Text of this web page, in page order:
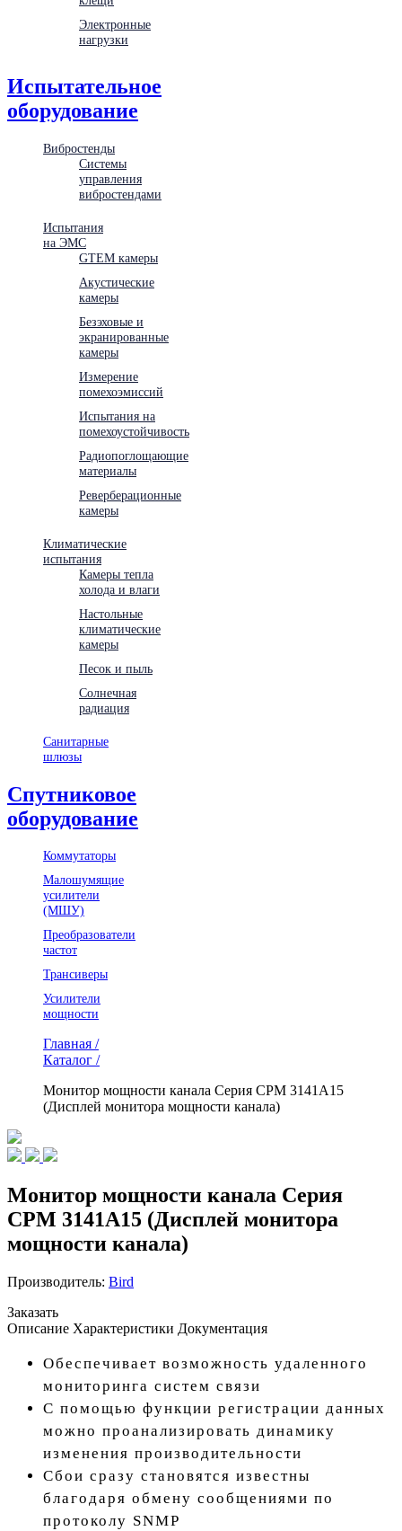
Электронные
нагрузки
Испытательное
оборудование
Вибростенды
Системы
управления
вибростендами
Испытания
на ЭМС
GTEM камеры
Акустические
камеры
Безэховые и
экранированные
камеры
Измерение
помехоэмиссий
Испытания на
помехоустойчивость
Радиопоглощающие
материалы
Реверберационные
камеры
Климатические
испытания
Камеры тепла
холода и влаги
Настольные
климатические
камеры
Песок и пыль
Солнечная
радиация
Санитарные
шлюзы
Спутниковое
оборудование
Коммутаторы
Малошумящие
усилители
(МШУ)
Преобразователи
частот
Трансиверы
Усилители
мощности
Главная /
Каталог /
Монитор мощности канала Серия CPM 3141A15
(Дисплей монитора мощности канала)
Монитор мощности канала Серия
CPM 3141A15 (Дисплей монитора
мощности канала)
Производитель: Bird
Заказать
Описание Характеристики Документация
Обеспечивает возможность удаленного
мониторинга систем связи
С помощью функции регистрации данных
можно проанализировать динамику
изменения производительности
Сбои сразу становятся известны
благодаря обмену сообщениями по
протоколу SNMP